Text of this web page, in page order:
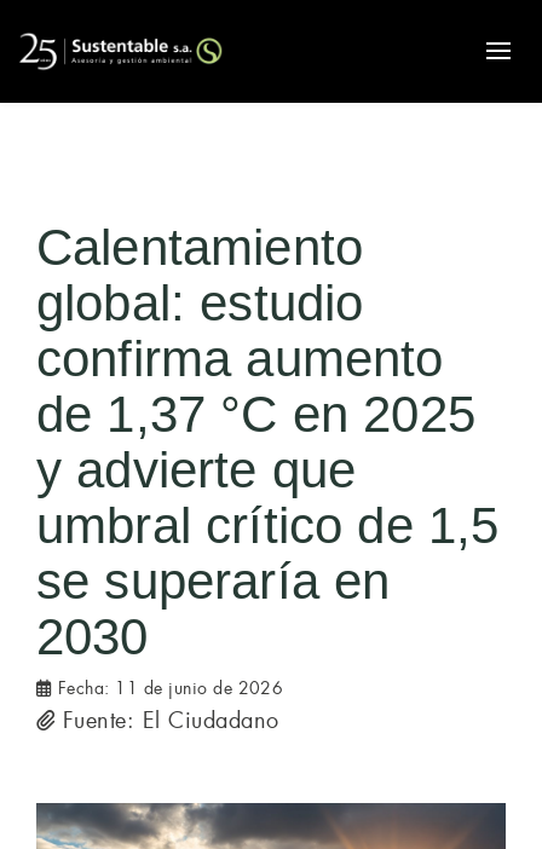
Calentamiento
global: estudio
confirma aumento
de 1,37 °C en 2025
y advierte que
umbral crítico de 1,5
se superaría en
2030
Fecha: 11 de junio de 2026
Fuente: El Ciudadano